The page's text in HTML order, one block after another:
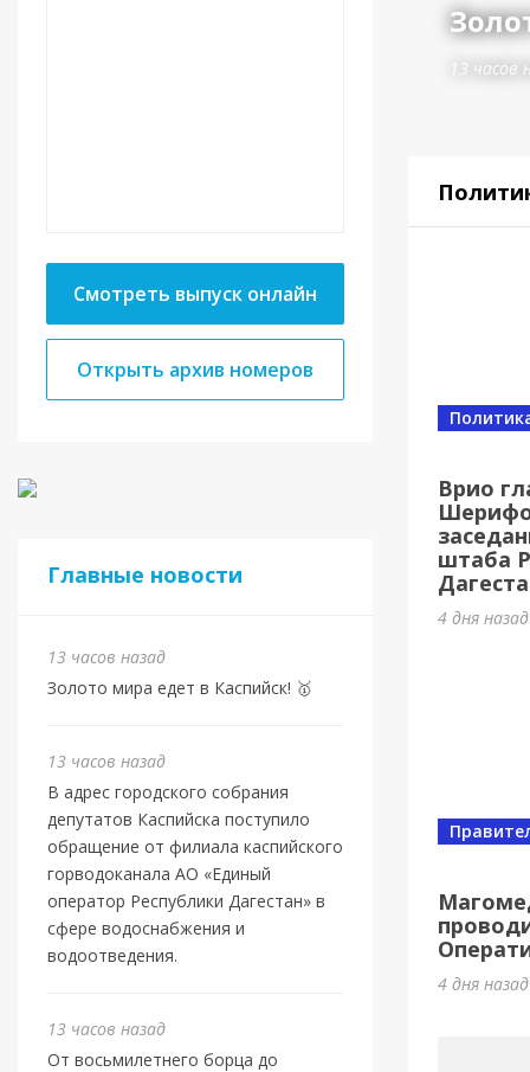
Смотреть выпуск онлайн
Открыть архив номеров
Главные новости
13 часов назад
Золото мира едет в Каспийск! 🥇
13 часов назад
В адрес городского собрания
депутатов Каспийска поступило
обращение от филиала каспийского
горводоканала АО «Единый
оператор Республики Дагестан» в
сфере водоснабжения и
водоотведения.
13 часов назад
От восьмилетнего борца до
13 часов
От
13 часов
Врио
штаба
4 дня
4 дня